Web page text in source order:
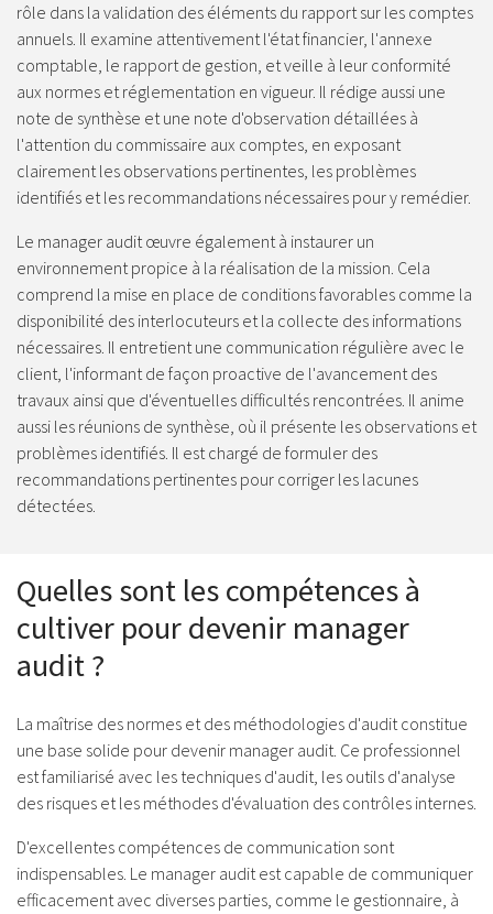
rôle dans la validation des éléments du rapport sur les comptes
annuels. Il examine attentivement l'état financier, l'annexe
comptable, le rapport de gestion, et veille à leur conformité
aux normes et réglementation en vigueur. Il rédige aussi une
note de synthèse et une note d'observation détaillées à
l'attention du commissaire aux comptes, en exposant
clairement les observations pertinentes, les problèmes
identifiés et les recommandations nécessaires pour y remédier.
Le manager audit œuvre également à instaurer un
environnement propice à la réalisation de la mission. Cela
comprend la mise en place de conditions favorables comme la
disponibilité des interlocuteurs et la collecte des informations
nécessaires. Il entretient une communication régulière avec le
client, l'informant de façon proactive de l'avancement des
travaux ainsi que d'éventuelles difficultés rencontrées. Il anime
aussi les réunions de synthèse, où il présente les observations et
problèmes identifiés. Il est chargé de formuler des
recommandations pertinentes pour corriger les lacunes
détectées.
Quelles sont les compétences à
cultiver pour devenir manager
audit ?
La maîtrise des normes et des méthodologies d'audit constitue
une base solide pour devenir manager audit. Ce professionnel
est familiarisé avec les techniques d'audit, les outils d'analyse
des risques et les méthodes d'évaluation des contrôles internes.
D'excellentes compétences de communication sont
indispensables. Le manager audit est capable de communiquer
efficacement avec diverses parties, comme le gestionnaire, à